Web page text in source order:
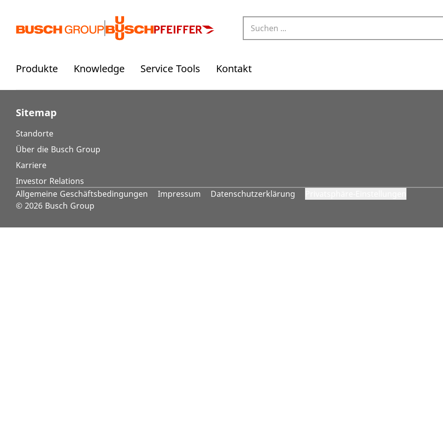
Produkte Knowledge Service Tools Kontakt
Sitemap
Standorte
Über die Busch Group
Karriere
Investor Relations
Allgemeine Geschäftsbedingungen
Impressum Datenschutzerklärung
© 2026 Busch Group